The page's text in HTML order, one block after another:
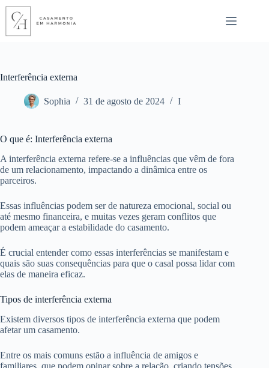
Pular
para
conteúdo
Interferência externa
Sophia 31 de agosto de 2024 I
O que é: Interferência externa
A interferência externa refere-se a influências que vêm de fora
de um relacionamento, impactando a dinâmica entre os
parceiros.
Essas influências podem ser de natureza emocional, social ou
até mesmo financeira, e muitas vezes geram conflitos que
podem ameaçar a estabilidade do casamento.
É crucial entender como essas interferências se manifestam e
quais são suas consequências para que o casal possa lidar com
elas de maneira eficaz.
Tipos de interferência externa
Existem diversos tipos de interferência externa que podem
afetar um casamento.
Entre os mais comuns estão a influência de amigos e
familiares, que podem opinar sobre a relação, criando tensões.